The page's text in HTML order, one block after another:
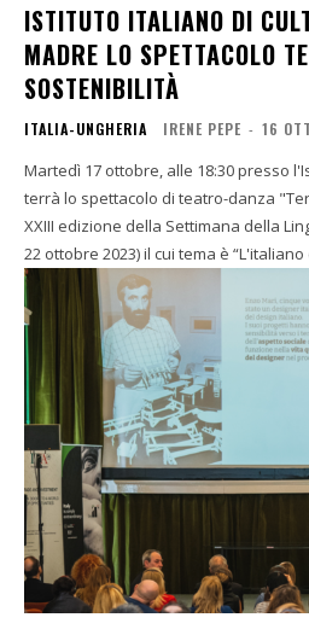
ISTITUTO ITALIANO DI
MADRE LO SPETTACOLO
SOSTENIBILITÀ
ITALIA-UNGHERIA IRENE PEPE - 16
Martedì 17 ottobre, alle 18:30 presso
terrà lo spettacolo di teatro-danza
XXIII edizione della Settimana della
22 ottobre 2023) il cui tema è